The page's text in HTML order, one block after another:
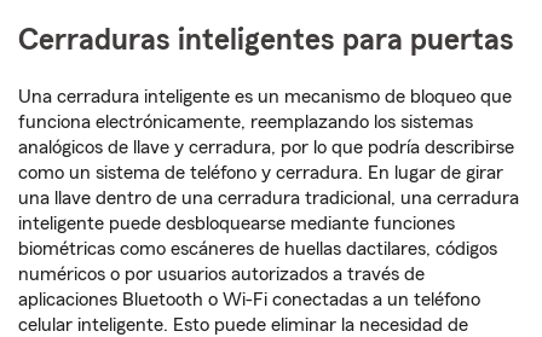
Cerraduras inteligentes para puertas
Una cerradura inteligente es un mecanismo de bloqueo que
funciona electrónicamente, reemplazando los sistemas
analógicos de llave y cerradura, por lo que podría describirse
como un sistema de teléfono y cerradura. En lugar de girar
una llave dentro de una cerradura tradicional, una cerradura
inteligente puede desbloquearse mediante funciones
biométricas como escáneres de huellas dactilares, códigos
numéricos o por usuarios autorizados a través de
aplicaciones Bluetooth o Wi-Fi conectadas a un teléfono
celular inteligente. Esto puede eliminar la necesidad de